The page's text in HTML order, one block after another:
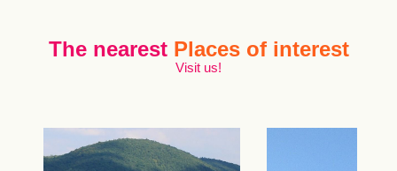
The nearest Places of interest
Visit us!